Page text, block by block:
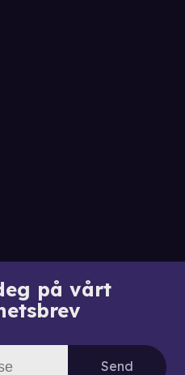
på vårt
Send